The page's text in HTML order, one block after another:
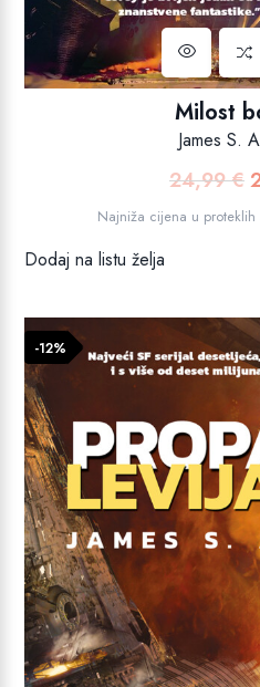
Milost
James S.
24,99€
Najniža cijena u
Dodaj na listu želja
-12%